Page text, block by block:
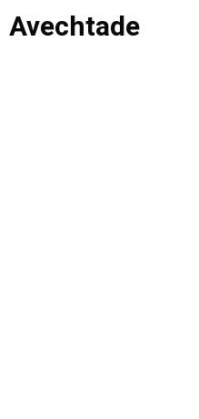
Saltar
alAvechtade